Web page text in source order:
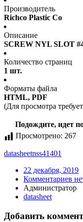
Производитель
Richco Plastic Co
Описание
SCREW NYL SLOT
Количество страниц
1 шт.
Форматы файла
HTML, PDF
(Для просмотра
Подождите, идет
Просмотрено: 267
datasheetnss41401
22 декабря, 2019
Комментариев
Администратор
datasheet
Добавить